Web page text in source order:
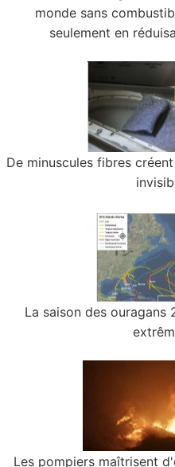
monde sans
seulement en
De minuscules fibres
La saison des ouragans
Les pompiers maîtrisent